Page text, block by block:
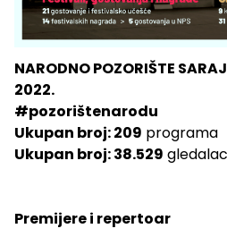
NARODNO POZORIŠTE
2022.
#pozorištenarodu
Ukupan broj: 209 programa
Ukupan broj: 38.529
Premijere i repertoar